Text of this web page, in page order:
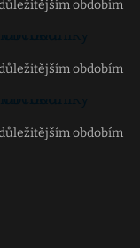
obdobím
obdobím
obdobím